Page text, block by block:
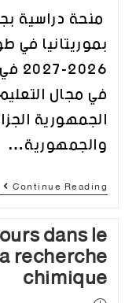
منحة دراسية
بموريتانيا في
في مجال
الجمهورية
والجمهورية…
Continue Reading
dans le
recherche
chimique